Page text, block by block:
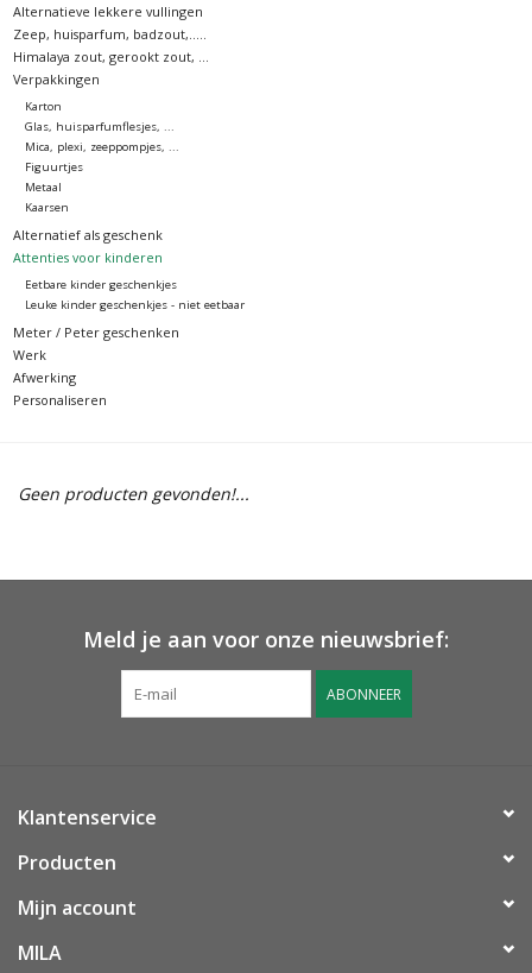
lentefeest, ...
MOEDERDAG 2026
Onze website
Alternatieve lekkere vullingen
Zeep, huisparfum, badzout,.....
Himalaya zout, gerookt zout, ...
Verpakkingen
Karton
Glas, huisparfumflesjes, ...
Mica, plexi, zeeppompjes, ...
Figuurtjes
Metaal
Kaarsen
Alternatief als geschenk
Attenties voor kinderen
Eetbare kinder geschenkjes
Leuke kinder geschenkjes - niet eetbaar
Meter / Peter geschenken
Werk
Afwerking
Personaliseren
Geen producten gevonden!...
Meld je aan voor onze nieuwsbrief:
ABONNEER
Klantenservice
Producten
Mijn account
MILA